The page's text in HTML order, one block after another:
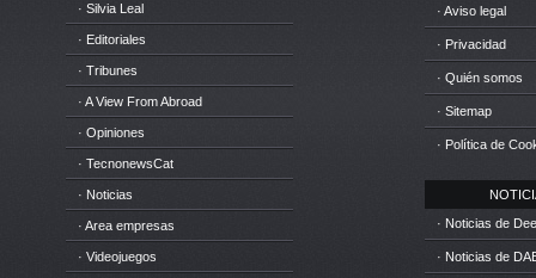
· Silvia Leal
· Editoriales
· Tribunes
· A View From Abroad
· Opiniones
· TecnonewsCat
· Noticias
· Area empresas
· Videojuegos
· Aviso legal
· Privacidad
· Quién somos
· Sitemap
· Política de
· Noticias de
· Noticias de